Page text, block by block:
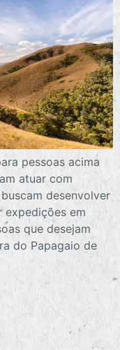
pessoas acima
atuar com
desenvolver
expedições em
que desejam
do Papagaio de